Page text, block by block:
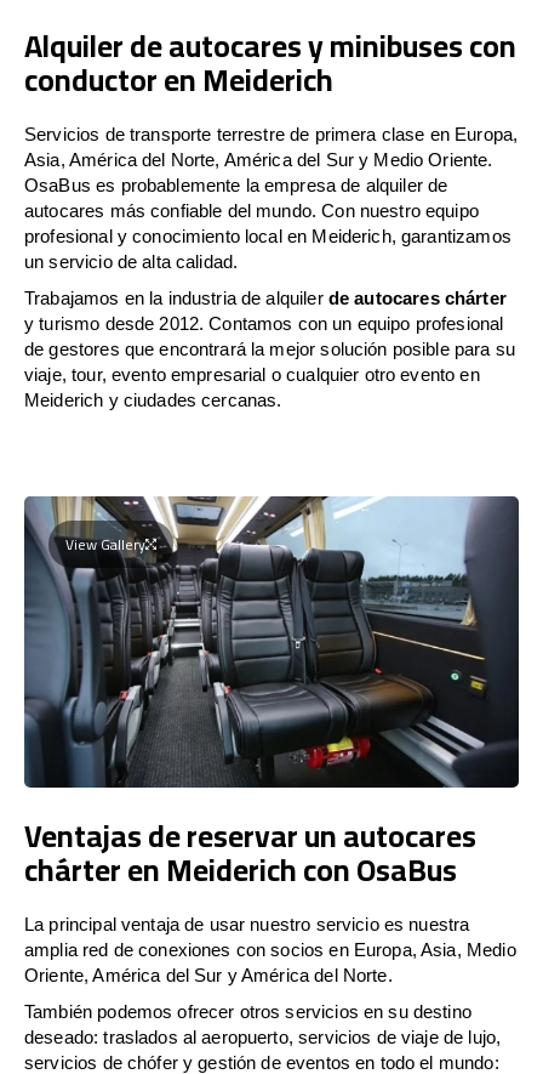
Alquiler de autocares y minibuses con
conductor en Meiderich
Servicios de transporte terrestre de primera clase en Europa,
Asia, América del Norte, América del Sur y Medio Oriente.
OsaBus es probablemente la empresa de alquiler de
autocares más confiable del mundo. Con nuestro equipo
profesional y conocimiento local en Meiderich, garantizamos
un servicio de alta calidad.
Trabajamos en la industria de alquiler de autocares chárter
y turismo desde 2012. Contamos con un equipo profesional
de gestores que encontrará la mejor solución posible para su
viaje, tour, evento empresarial o cualquier otro evento en
Meiderich y ciudades cercanas.
View Gallery
Ventajas de reservar un autocares
chárter en Meiderich con OsaBus
La principal ventaja de usar nuestro servicio es nuestra
amplia red de conexiones con socios en Europa, Asia, Medio
Oriente, América del Sur y América del Norte.
También podemos ofrecer otros servicios en su destino
deseado: traslados al aeropuerto, servicios de viaje de lujo,
servicios de chófer y gestión de eventos en todo el mundo: